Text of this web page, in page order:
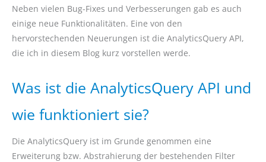
Neben vielen Bug-Fixes und Verbesserungen gab es auch
einige neue Funktionalitäten. Eine von den
hervorstechenden Neuerungen ist die AnalyticsQuery API,
die ich in diesem Blog kurz vorstellen werde.
Was ist die AnalyticsQuery API und
wie funktioniert sie?
Die AnalyticsQuery ist im Grunde genommen eine
Erweiterung bzw. Abstrahierung der bestehenden Filter